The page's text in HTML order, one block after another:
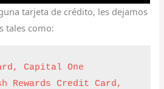
tarjeta de crédito, les dejamos
tales como:
Capital One